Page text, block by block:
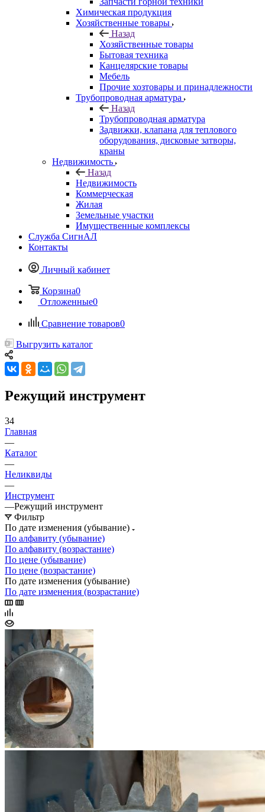
Химическая продукция
Хозяйственные товары
Назад
Хозяйственные товары
Бытовая техника
Канцелярские товары
Мебель
Прочие хозтовары и принадлежности
Трубопроводная арматура
Назад
Трубопроводная арматура
Задвижки, клапана для теплового
оборудования, дисковые затворы,
краны
Недвижимость
Назад
Недвижимость
Коммерческая
Жилая
Земельные участки
Имущественные комплексы
Служба СигнАЛ
Контакты
Личный кабинет
Корзина0
Отложенные0
Сравнение товаров0
Выгрузить каталог
Режущий инструмент
34
Главная
—
Каталог
—
Неликвиды
—
Инструмент
—Режущий инструмент
Фильтр
По дате изменения (убывание)
По алфавиту (убывание)
По алфавиту (возрастание)
По цене (убывание)
По цене (возрастание)
По дате изменения (убывание)
По дате изменения (возрастание)